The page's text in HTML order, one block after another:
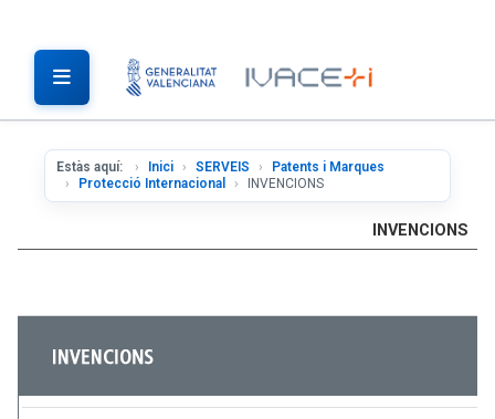
Estàs aquí: Inici SERVEIS
Patents i Marques
Protecció Internacional
INVENCIONS
INVENCIONS